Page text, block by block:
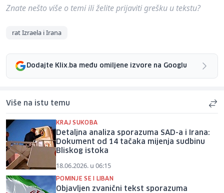
Znate nešto više o temi ili želite prijaviti grešku u tekstu?
rat Izraela i Irana
Dodajte Klix.ba među omiljene izvore na Googlu
Više na istu temu
KRAJ SUKOBA
Detaljna analiza sporazuma SAD-a i Irana:
Dokument od 14 tačaka mijenja sudbinu
Bliskog istoka
18.06.2026. u 06:15
POMINJE SE I LIBAN
Objavljen zvanični tekst sporazuma